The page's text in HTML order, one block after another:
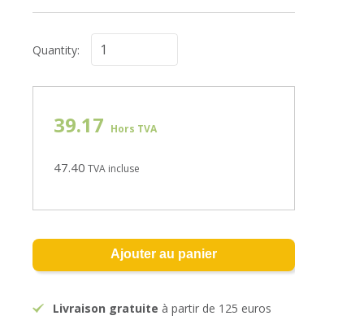
Quantity:
39.17 Hors TVA
47.40 TVA incluse
Ajouter au panier
Livraison gratuite à partir de 125 euros